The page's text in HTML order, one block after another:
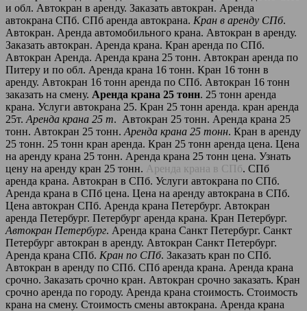
и обл. Автокран в аренду. Заказать автокран. Аренда
автокрана СПб. СПб аренда автокрана. Кран в аренду СПб.
Автокран. Аренда автомобильного крана. Автокран в аренду.
Заказать автокран. Аренда крана. Кран аренда по СПб.
Автокран Аренда. Аренда крана 25 тонн. Автокран аренда по
Питеру и по обл. Аренда крана 16 тонн. Кран 16 тонн в
аренду. Автокран 16 тонн аренда по СПб. Автокран 16 тонн
заказать на смену. Аренда крана 25 тонн. 25 тонн аренда
крана. Услуги автокрана 25. Кран 25 тонн аренда. кран аренда
25т. Аренда крана 25 т. Автокран 25 тонн. Аренда крана 25
тонн. Автокран 25 тонн. Аренда крана 25 тонн. Кран в аренду
25 тонн. 25 тонн кран аренда. Кран 25 тонн аренда цена. Цена
на аренду крана 25 тонн. Аренда крана 25 тонн цена. Узнать
цену на аренду кран 25 тонн. Аренда крана в СПб. СПб
аренда крана. Автокран в СПб. Услуги автокрана по СПб.
Аренда крана в СПб цена. Цена на аренду автокрана в СПб.
Цена автокран СПб. Аренда крана Петербург. Автокран
аренда Петербург. Петербург аренда крана. Кран Петербург.
Автокран Петербург. Аренда крана Санкт Петербург. Санкт
Петербург автокран в аренду. Автокран Санкт Петербург.
Аренда крана СПб. Кран по СПб. Заказать кран по СПб.
Автокран в аренду по СПб. СПб аренда крана. Аренда крана
срочно. Заказать срочно кран. Автокран срочно заказать. Кран
срочно аренда по городу. Аренда крана стоимость. Стоимость
крана на смену. Стоимость смены автокрана. Аренда крана